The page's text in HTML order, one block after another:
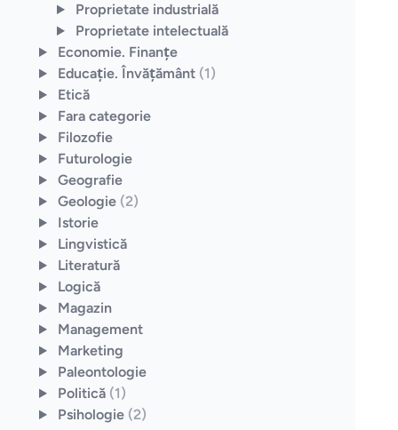
Proprietate industrială
Proprietate intelectuală
Economie. Finanţe
Educaţie. Învăţământ (1)
Etică
Fara categorie
Filozofie
Futurologie
Geografie
Geologie (2)
Istorie
Lingvistică
Literatură
Logică
Magazin
Management
Marketing
Paleontologie
Politică (1)
Psihologie (2)